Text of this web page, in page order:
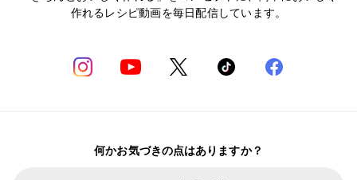
作れるレシピ動画を毎日配信しています。
何かお気づきの点はありますか？